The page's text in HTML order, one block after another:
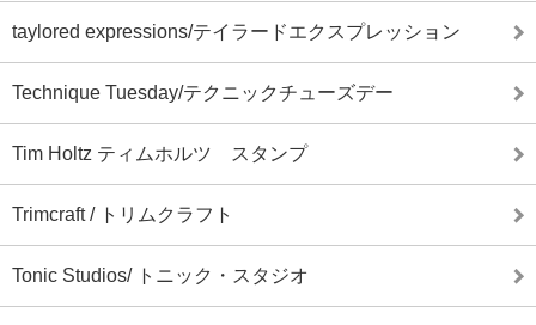
taylored expressions/テイラードエクスプレッション
Technique Tuesday/テクニックチューズデー
Tim Holtz ティムホルツ スタンプ
Trimcraft / トリムクラフト
Tonic Studios/ トニック・スタジオ